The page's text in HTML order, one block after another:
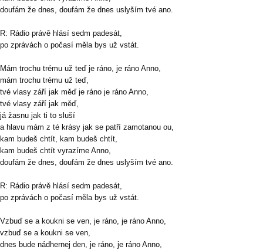
doufám že dnes, doufám že dnes uslyším tvé ano.
R: Rádio právě hlásí sedm padesát,
po zprávách o počasí měla bys už vstát.
Mám trochu trému už teď je ráno, je ráno Anno,
mám trochu trému už teď,
tvé vlasy září jak měď je ráno je ráno Anno,
tvé vlasy září jak měď,
já žasnu jak ti to sluší
a hlavu mám z té krásy jak se patří zamotanou ou,
kam budeš chtít, kam budeš chtít,
kam budeš chtít vyrazíme Anno,
doufám že dnes, doufám že dnes uslyším tvé ano.
R: Rádio právě hlásí sedm padesát,
po zprávách o počasí měla bys už vstát.
Vzbuď se a koukni se ven, je ráno, je ráno Anno,
vzbuď se a koukni se ven,
dnes bude nádhernej den, je ráno, je ráno Anno,